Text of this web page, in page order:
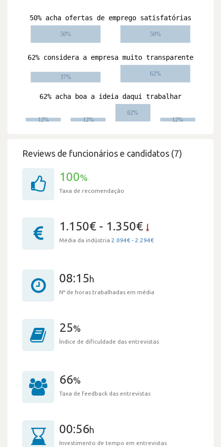
Reviews de funcionários e candidatos (7)
100%
Taxa de recomendação
1.150€ - 1.350€
Média da indústria 2.094€ - 2.294€
08:15h
Nº de horas trabalhadas em média
25%
Índice de dificuldade das entrevistas
66%
Taxa de feedback das entrevistas
00:56h
Investimento de tempo em entrevistas